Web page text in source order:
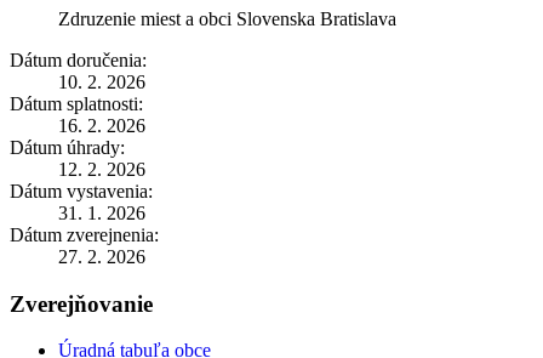
Zdruzenie miest a obci Slovenska Bratislava
Dátum doručenia:
10. 2. 2026
Dátum splatnosti:
16. 2. 2026
Dátum úhrady:
12. 2. 2026
Dátum vystavenia:
31. 1. 2026
Dátum zverejnenia:
27. 2. 2026
Zverejňovanie
Úradná tabuľa obce